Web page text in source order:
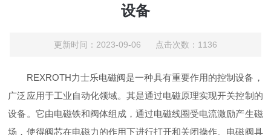
设备
更新时间：2023-09-06 点击次数：1136
REXROTH力士乐电磁阀是一种具有重要作用的控制设备，
广泛应用于工业自动化领域。其是通过电磁原理实现开关控制的
设备。它由电磁铁和阀体组成，通过电磁线圈受电流激励产生磁
场，使得阀芯在电磁力的作用下进行打开和关闭操作。电磁阀具